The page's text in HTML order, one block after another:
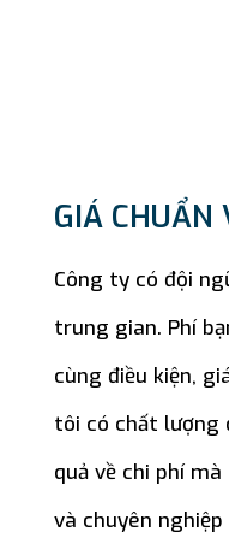
GIÁ CHUẨN
Công ty có đội
trung gian. Phí
cùng điều kiện,
tôi có chất lượng
quả về chi phí
và chuyên